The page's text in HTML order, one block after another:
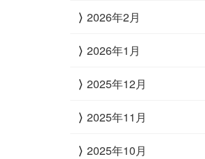
2026年2月
2026年1月
2025年12月
2025年11月
2025年10月